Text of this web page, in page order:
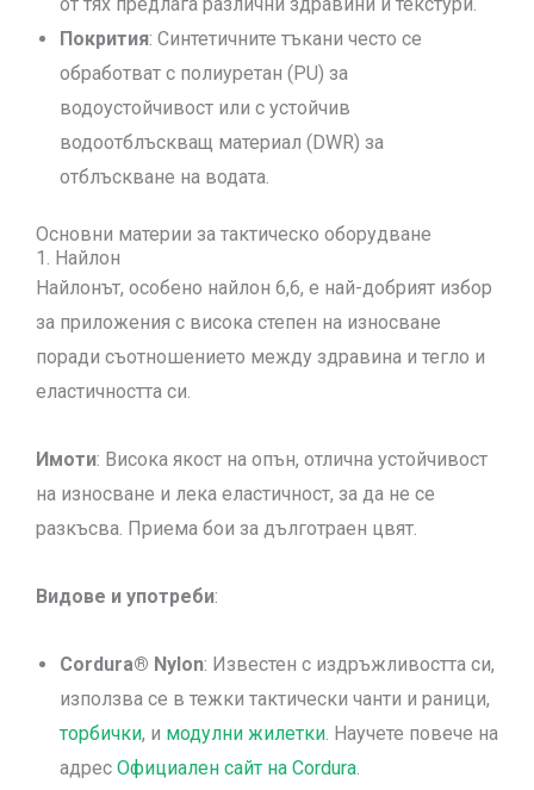
Покрития: Синтетичните тъкани често се
обработват с полиуретан (PU) за
водоустойчивост или с устойчив
водоотблъскващ материал (DWR) за
отблъскване на водата.
Основни материи за тактическо оборудване
1. Найлон
Найлонът, особено найлон 6,6, е най-добрият избор
за приложения с висока степен на износване
поради съотношението между здравина и тегло и
еластичността си.
Имоти: Висока якост на опън, отлична устойчивост
на износване и лека еластичност, за да не се
разкъсва. Приема бои за дълготраен цвят.
Видове и употреби:
Cordura® Nylon: Известен с издръжливостта си,
използва се в тежки тактически чанти и раници,
торбички, и модулни жилетки. Научете повече на
адрес Официален сайт на Cordura.